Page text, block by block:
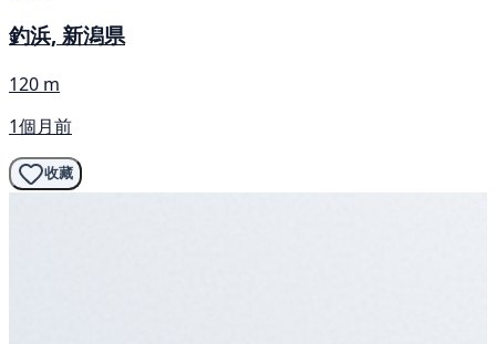
釣浜, 新潟県
120 m
1個月前
收藏